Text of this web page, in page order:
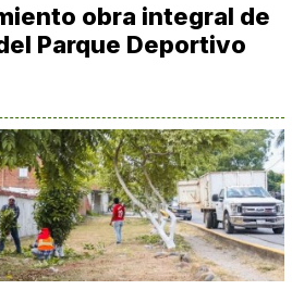
obra integral de
Parque Deportivo